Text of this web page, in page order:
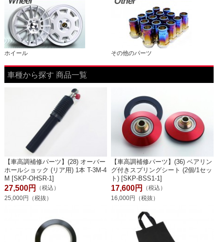
ホイール その他のパーツ
車種から探す 商品一覧
【車高調補修パーツ】(28) オーバー
ホールショック (リア用) 1本 T-3M-4
M [SKP-OHSR-1]
27,500円
（税込）
25,000円（税抜）
【車高調補修パーツ】(36) ベアリン
グ付きスプリングシート (2個/1セッ
ト) [SKP-BSS1-1]
17,600円
（税込）
16,000円（税抜）